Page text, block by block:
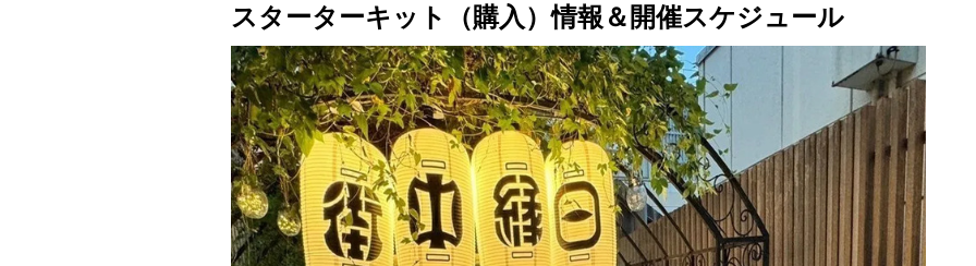
スターターキット（購入）情報＆開催スケジュール